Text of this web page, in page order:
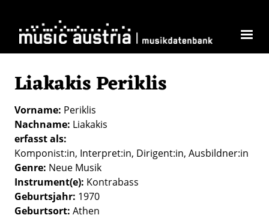
Liakakis Periklis
Vorname Periklis
Nachname Liakakis
erfasst als
Komponist:in Interpret:in Dirigent:in Ausbildner:in
Genre Neue Musik
Instrument(e) Kontrabass
Geburtsjahr 1970
Geburtsort Athen